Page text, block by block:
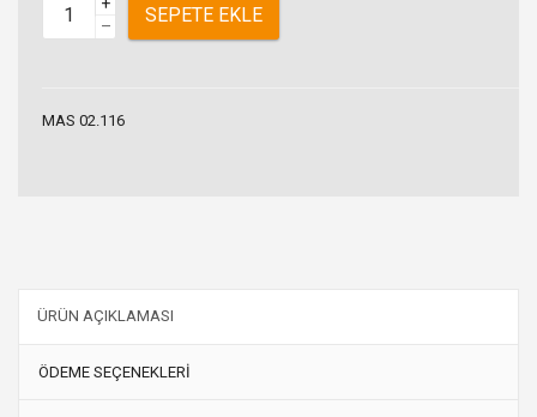
+
–
SEPETE EKLE
MAS 02.116
ÜRÜN AÇIKLAMASI
ÖDEME SEÇENEKLERİ